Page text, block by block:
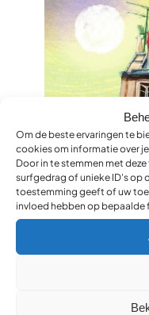
Om de beste ervaringen te
cookies om informatie over
Door in te stemmen met
surfgedrag of unieke ID's op
toestemming geeft of uw
invloed hebben op